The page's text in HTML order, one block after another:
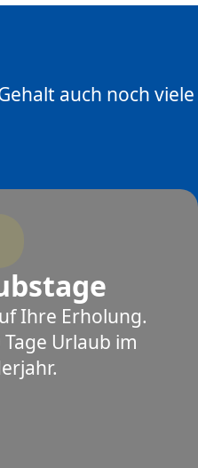
auch noch viele
Ihre Erholung.
Urlaub im